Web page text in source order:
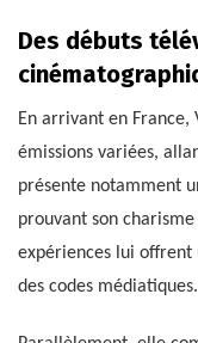
Des débuts
En arrivant en France,
émissions variées,
présente notamment
prouvant son
expériences lui
des codes médiatiques.